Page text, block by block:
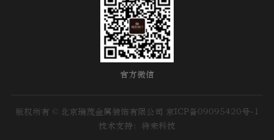
官方微信
版权所有 © 北京瑞茂金属装饰有限公司 京ICP备09095420号-1
技术支持：将来科技